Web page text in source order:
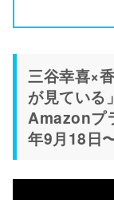
三谷幸喜×
が見ている
Amazonプ
年9月18日〜